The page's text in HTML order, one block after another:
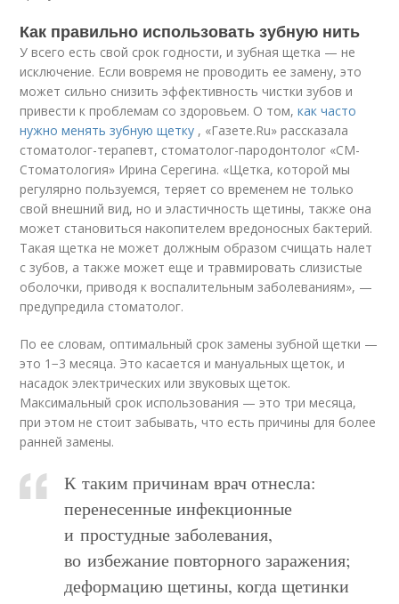
Как правильно использовать зубную нить
У всего есть свой срок годности, и зубная щетка — не
исключение. Если вовремя не проводить ее замену, это
может сильно снизить эффективность чистки зубов и
привести к проблемам со здоровьем. О том,как часто
нужно менять зубную щетку , «Газете.Ru» рассказала
стоматолог-терапевт, стоматолог-пародонтолог «СМ-
Стоматология» Ирина Серегина. «Щетка, которой мы
регулярно пользуемся, теряет со временем не только
свой внешний вид, но и эластичность щетины, также она
может становиться накопителем вредоносных бактерий.
Такая щетка не может должным образом счищать налет
с зубов, а также может еще и травмировать слизистые
оболочки, приводя к воспалительным заболеваниям», —
предупредила стоматолог.
По ее словам, оптимальный срок замены зубной щетки —
это 1−3 месяца. Это касается и мануальных щеток, и
насадок электрических или звуковых щеток.
Максимальный срок использования — это три месяца,
при этом не стоит забывать, что есть причины для более
ранней замены.
К таким причинам врач отнесла:
перенесенные инфекционные
и простудные заболевания,
во избежание повторного заражения;
деформацию щетины, когда щетинки